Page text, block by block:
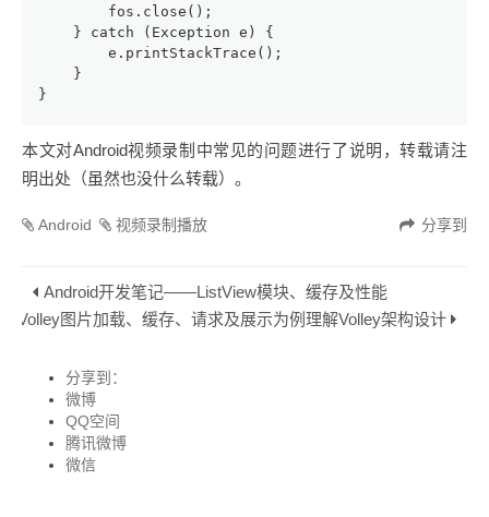
        fos.close();
    } catch (Exception e) {
        e.printStackTrace();
    }
}
本文对Android视频录制中常见的问题进行了说明，转载请注
明出处（虽然也没什么转载）。
分享到
Android 视频录制播放
Android开发笔记——ListView模块、缓存及性能
图片加载、缓存、请求及展示为例理解Volley架构设计
分享到：
微博
QQ空间
腾讯微博
微信